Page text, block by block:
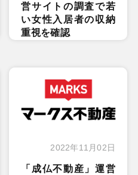
営サイトの調査で若
い女性入居者の収納
重視を確認
2022年11月02日
「成仏不動産」運営